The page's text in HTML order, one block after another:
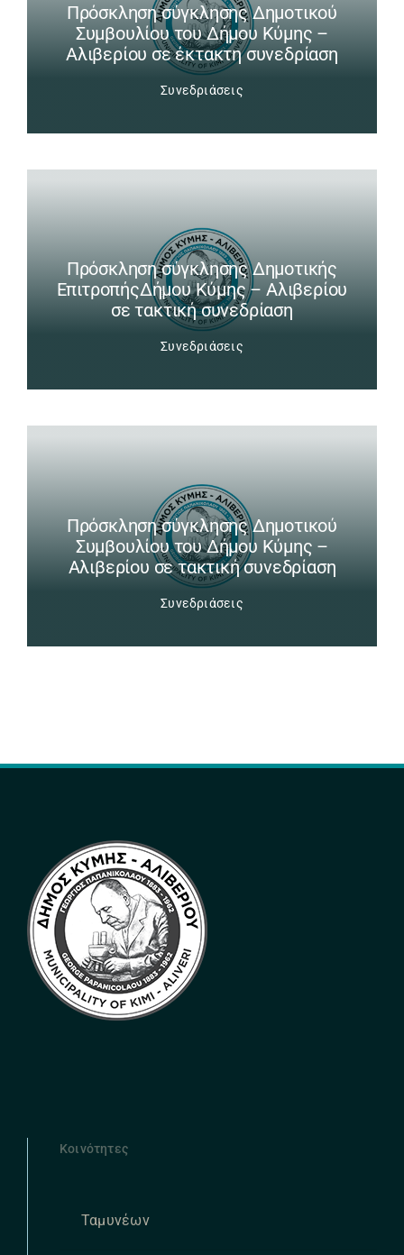
Πρόσκληση σύγκλησης Δημοτικού
Συμβουλίου του Δήμου Κύμης –
Αλιβερίου σε έκτακτη συνεδρίαση
Συνεδριάσεις
Πρόσκληση σύγκλησης Δημοτικής
ΕπιτροπήςΔήμου Κύμης – Αλιβερίου
σε τακτική συνεδρίαση
Συνεδριάσεις
Πρόσκληση σύγκλησης Δημοτικού
Συμβουλίου του Δήμου Κύμης –
Αλιβερίου σε τακτική συνεδρίαση
Συνεδριάσεις
Κοινότητες
Ταμυνέων